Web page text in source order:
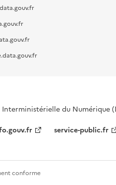
du Numérique
service-public.fr
conforme